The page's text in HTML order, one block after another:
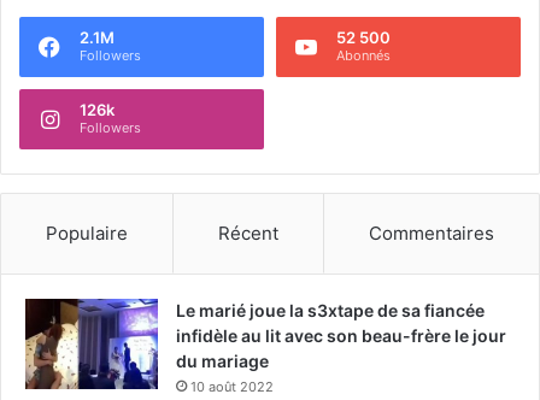
2.1M
Followers
52 500
Abonnés
126k
Followers
Populaire Récent Commentaires
Le marié joue la s3xtape de sa fiancée
infidèle au lit avec son beau-frère le jour
du mariage
10 août 2022